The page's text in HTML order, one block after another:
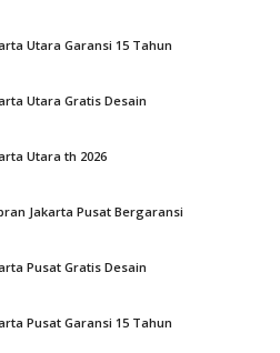
Utara Garansi 15 Tahun
Utara Gratis Desain
Utara th 2026
Jakarta Pusat Bergaransi
Pusat Gratis Desain
Pusat Garansi 15 Tahun